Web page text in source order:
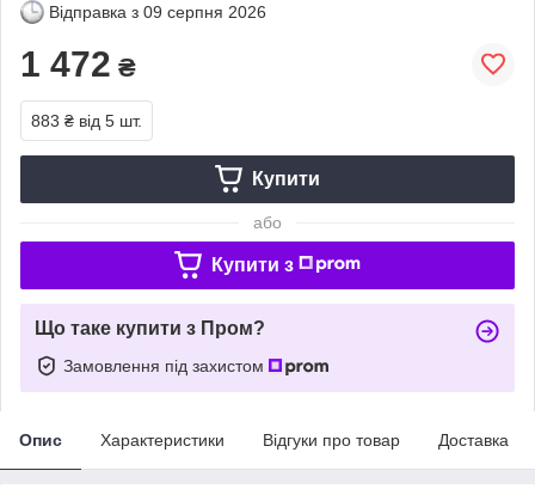
Відправка з 09 серпня 2026
1 472 ₴
883 ₴ від 5 шт.
Купити
або
Купити з
Що таке купити з Пром?
Замовлення під захистом
Опис Характеристики Відгуки про товар Доставка